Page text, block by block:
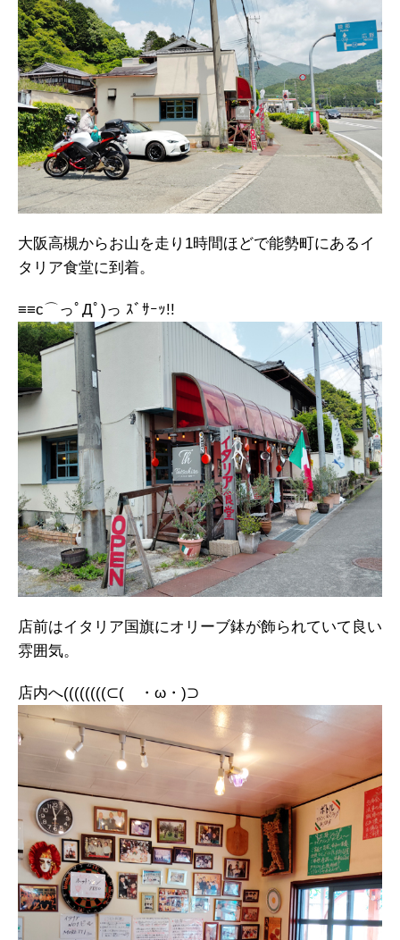
大阪高槻からお山を走り1時間ほどで能勢町にあるイ
タリア食堂に到着。
≡≡c⌒っﾟДﾟ)っ ｽﾞｻｰｯ!!
店前はイタリア国旗にオリーブ鉢が飾られていて良い
雰囲気。
店内へ((((((((⊂( ・ω・)⊃